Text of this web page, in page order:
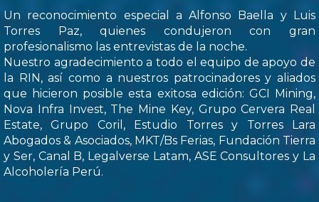
Un reconocimiento especial a Alfonso Baella y Luis
Torres Paz, quienes condujeron con gran
profesionalismo las entrevistas de la noche.
Nuestro agradecimiento a todo el equipo de apoyo de
la RIN, así como a nuestros patrocinadores y aliados
que hicieron posible esta exitosa edición: GCI Mining,
Nova Infra Invest, The Mine Key, Grupo Cervera Real
Estate, Grupo Coril, Estudio Torres y Torres Lara
Abogados & Asociados, MKT/Bs Ferias, Fundación Tierra
y Ser, Canal B, Legalverse Latam, ASE Consultores y La
Alcoholería Perú.